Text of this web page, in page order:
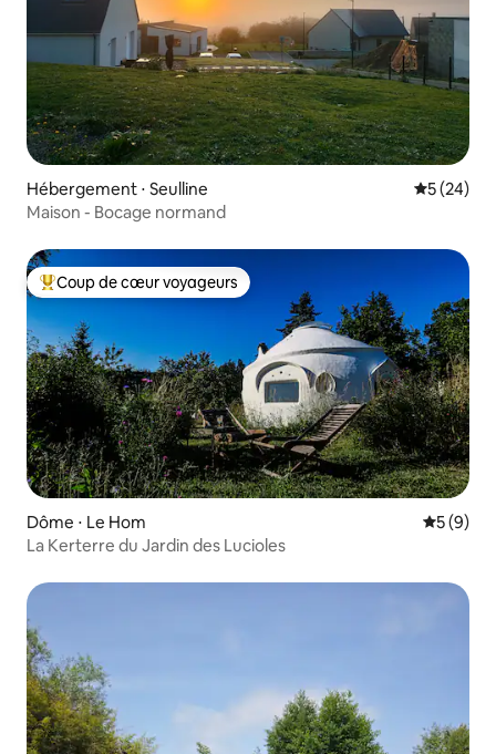
Hébergement ⋅ Seulline
5 (24)
Maison - Bocage normand
Coups de cœur voyageurs les plus appréciés
Coup de cœur voyageurs
Dôme ⋅ Le Hom
5 (9)
La Kerterre du Jardin des Lucioles